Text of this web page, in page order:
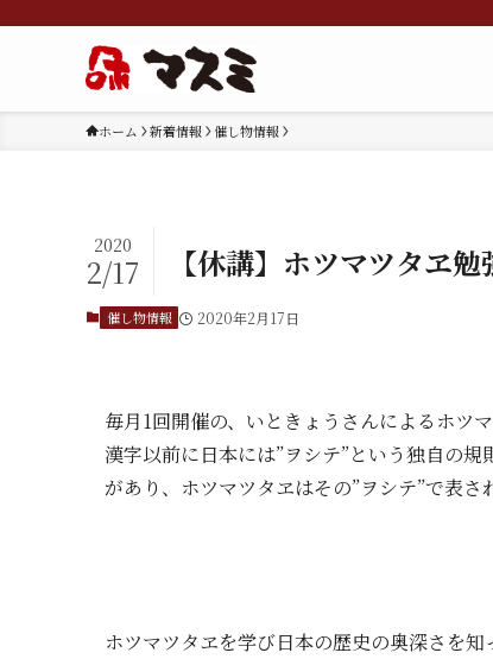
ホーム 新着情報 催し物情報
【休講】ホツマツタヱ
2020
2/17
催し物情報 2020年2月17日
毎月1回開催の、いときょうさんによるホツ
漢字以前に日本には”ヲシテ”という独自の
があり、ホツマツタヱはその”ヲシテ”で表さ
ホツマツタヱを学び日本の歴史の奥深さを